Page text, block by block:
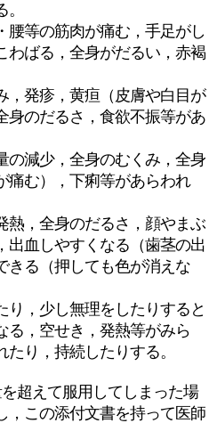
腰等の筋肉が痛む，手足がし
わばる，全身がだるい，赤褐
，発疹，黄疸（皮膚や白目が
身のだるさ，食欲不振等があ
の減少，全身のむくみ，全身
痛む），下痢等があらわれ
熱，全身のだるさ，顔やまぶ
出血しやすくなる（歯茎の出
きる（押しても色が消えな
り，少し無理をしたりすると
る，空せき，発熱等がみら
り，持続したりする。
超えて服用してしまった場
，この添付文書を持って医師